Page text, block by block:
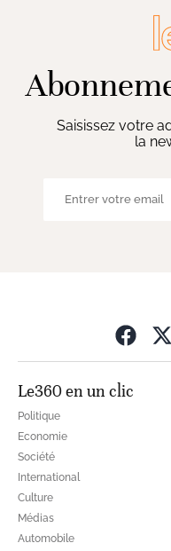
Saisissez votre
la
Le360 en un clic
Politique
Economie
Société
International
Culture
Médias
Automobile